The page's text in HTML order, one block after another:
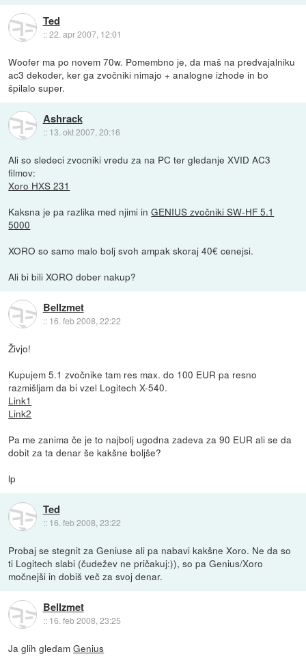
Ted
::22. apr 2007, 12:01
Woofer ma po novem 70w. Pomembno je, da maš na predvajalniku
ac3 dekoder, ker ga zvočniki nimajo + analogne izhode in bo
špilalo super.
Ashrack
:: 13. okt 2007, 20:16
Ali so sledeci zvocniki vredu za na PC ter gledanje XVID AC3
filmov:
Xoro HXS 231
Kaksna je pa razlika med njimi inGENIUS zvočniki SW-HF 5.1
5000
XORO so samo malo bolj svoh ampak skoraj 40€ cenejsi.
Ali bi bili XORO dober nakup?
Bellzmet
:: 16. feb 2008, 22:22
Živjo!
Kupujem 5.1 zvočnike tam res max. do 100 EUR pa resno
razmišljam da bi vzel Logitech X-540.
Link1
Link2
Pa me zanima če je to najbolj ugodna zadeva za 90 EUR ali se da
dobit za ta denar še kakšne boljše?
lp
Ted
:: 16. feb 2008, 23:22
Probaj se stegnit za Geniuse ali pa nabavi kakšne Xoro. Ne da so
ti Logitech slabi (čudežev ne pričakuj:)), so pa Genius/Xoro
močnejši in dobiš več za svoj denar.
Bellzmet
:: 16. feb 2008, 23:25
Ja glih gledamGenius